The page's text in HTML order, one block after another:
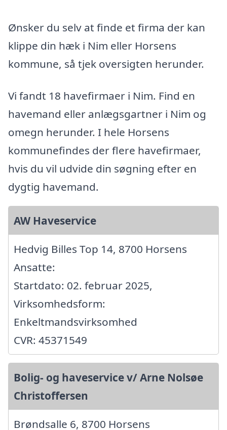
Ønsker du selv at finde et firma der kan
klippe din hæk i Nim eller Horsens
kommune, så tjek oversigten herunder.
Vi fandt 18 havefirmaer i Nim. Find en
havemand eller anlægsgartner i Nim og
omegn herunder. I hele Horsens
kommunefindes der flere havefirmaer,
hvis du vil udvide din søgning efter en
dygtig havemand.
AW Haveservice
Hedvig Billes Top 14, 8700 Horsens
Ansatte:
Startdato: 02. februar 2025,
Virksomhedsform:
Enkeltmandsvirksomhed
CVR: 45371549
Bolig- og haveservice v/ Arne Nolsøe
Christoffersen
Brøndsalle 6, 8700 Horsens